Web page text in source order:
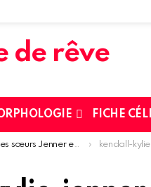
FICHE
Jenner en photos kendall-